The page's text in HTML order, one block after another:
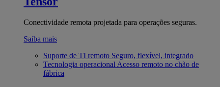
Conectividade remota projetada para operações seguras.
Saiba mais
Suporte de TI remoto Seguro, flexível, integrado
Tecnologia operacional Acesso remoto no chão de
fábrica